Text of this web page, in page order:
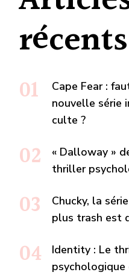
récents
Cape Fear :
nouvelle série
culte ?
« Dalloway »
thriller
Chucky, la
plus trash est
Identity : Le